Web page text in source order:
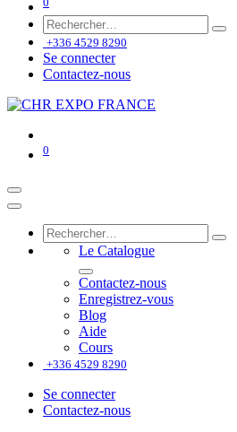
+336 4529 8290
Se connecter
Contactez-nous
0
Le Catalogue
Contactez-nous
Enregistrez-vous
Blog
Aide
Cours
+336 4529 8290
Se connecter
Contactez-nous